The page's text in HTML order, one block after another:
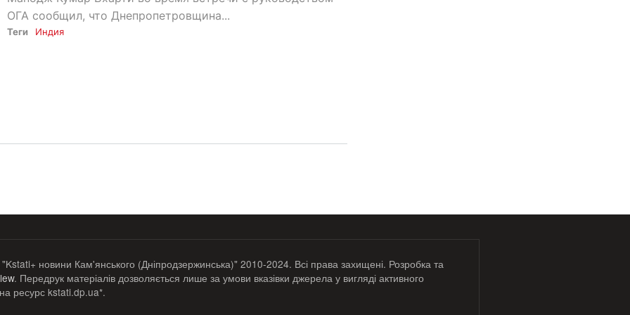
ОГА сообщил, что Днепропетровщина...
Теги Индия
новини Кам'янського (Дніпродзержинська)" 2010-2024. Всі права захищені. Розробка та
. Передрук матеріалів дозволяється лише за умови вказівки джерела у вигляді активного
ресурс kstati.dp.ua*.